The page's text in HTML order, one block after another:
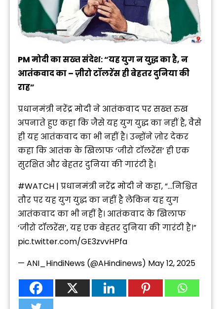
PM मोदी का सख्त संदेश: “यह युग न युद्ध का है, न
आतंकवाद का – ज़ीरो टॉलरेंस ही बेहतर दुनिया की
राह”
प्रधानमंत्री नरेंद्र मोदी ने आतंकवाद पर सख्त रुख
अपनाते हुए कहा कि जैसे यह युग युद्ध का नहीं है, वैसे
ही यह आतंकवाद का भी नहीं है। उन्होंने ज़ोर देकर
कहा कि आतंक के खिलाफ ‘जीरो टॉलरेंस’ ही एक
सुरक्षित और बेहतर दुनिया की गारंटी है।
#WATCH | प्रधानमंत्री नरेंद्र मोदी ने कहा, “…निश्चित
तौर पर यह युग युद्ध का नहीं है लेकिन यह युग
आतंकवाद का भी नहीं है। आतंकवाद के खिलाफ
‘जीरो टॉलरेंस’, यह एक बेहतर दुनिया की गारंटी है।”
pic.twitter.com/GE3zvvHPfa
— ANI_HindiNews (@AHindinews) May 12, 2025